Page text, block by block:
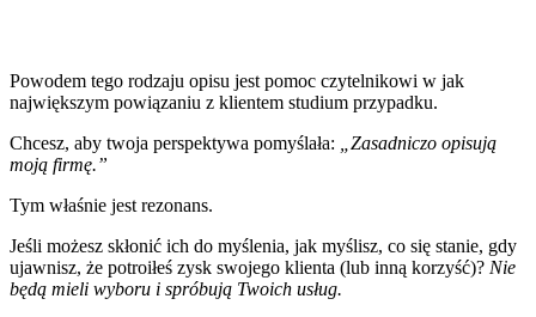
Powodem tego rodzaju opisu jest pomoc czytelnikowi w jak
największym powiązaniu z klientem studium przypadku.
Chcesz, aby twoja perspektywa pomyślała:
„Zasadniczo opisują
moją firmę.”
Tym właśnie jest rezonans.
Jeśli możesz skłonić ich do myślenia, jak myślisz, co się stanie, gdy
ujawnisz, że potroiłeś zysk swojego klienta (lub inną korzyść)? Nie
będą mieli wyboru i spróbują Twoich usług.